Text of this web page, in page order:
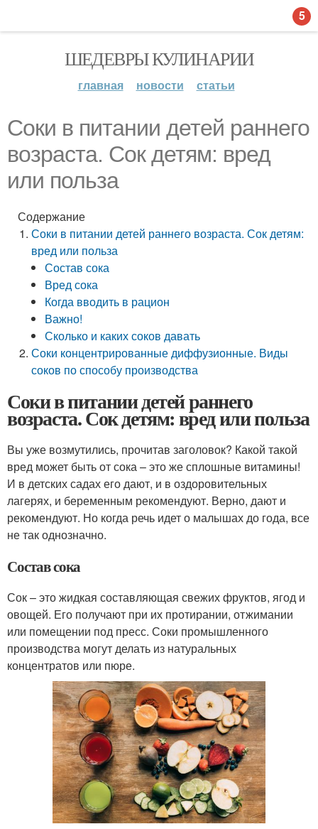
ШЕДЕВРЫ КУЛИНАРИИ
главная новости статьи
Соки в питании детей раннего
возраста. Сок детям: вред
или польза
Содержание
Соки в питании детей раннего возраста. Сок детям:
вред или польза
Состав сока
Вред сока
Когда вводить в рацион
Важно!
Сколько и каких соков давать
Соки концентрированные диффузионные. Виды
соков по способу производства
Соки в питании детей раннего
возраста. Сок детям: вред или польза
Вы уже возмутились, прочитав заголовок? Какой такой
вред может быть от сока – это же сплошные витамины!
И в детских садах его дают, и в оздоровительных
лагерях, и беременным рекомендуют. Верно, дают и
рекомендуют. Но когда речь идет о малышах до года, все
не так однозначно.
Состав сока
Сок – это жидкая составляющая свежих фруктов, ягод и
овощей. Его получают при их протирании, отжимании
или помещении под пресс. Соки промышленного
производства могут делать из натуральных
концентратов или пюре.
5